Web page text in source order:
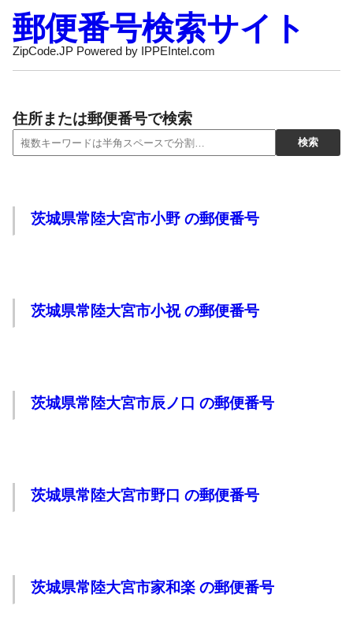
郵便番号検索サイト
ZipCode.JP Powered by IPPEIntel.com
住所または郵便番号で検索
茨城県常陸大宮市小野 の郵便番号
茨城県常陸大宮市小祝 の郵便番号
茨城県常陸大宮市辰ノ口 の郵便番号
茨城県常陸大宮市野口 の郵便番号
茨城県常陸大宮市家和楽 の郵便番号